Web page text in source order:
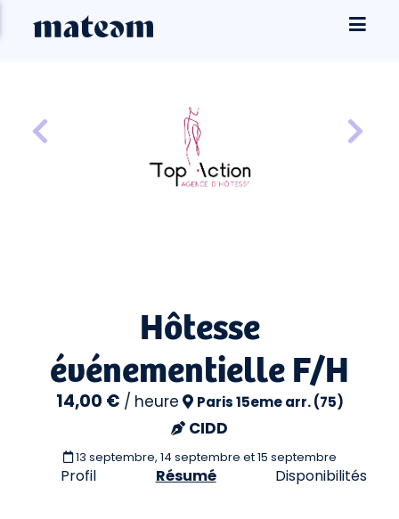
Hôtesse
événementielle F/H
14,00 € / heure Paris 15eme arr. (75)
CIDD
13 septembre, 14 septembre et 15 septembre
Profil Résumé Disponibilités